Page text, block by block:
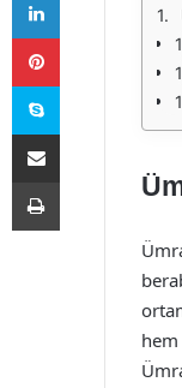
Pinterest
Skype
E-Posta ile paylaş